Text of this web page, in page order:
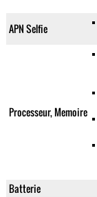
APN Selfie
Processeur, Memoire
Batterie